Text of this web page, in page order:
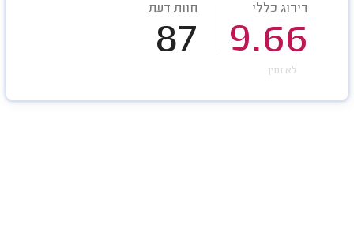
דירוג כללי
9.66
חוות דעת
87
לא זמין